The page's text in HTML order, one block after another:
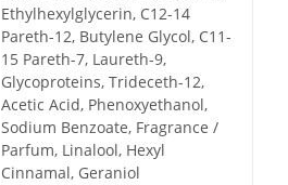
Ethylhexylglycerin, C12-14
Pareth-12, Butylene Glycol, C11-
15 Pareth-7, Laureth-9,
Glycoproteins, Trideceth-12,
Acetic Acid, Phenoxyethanol,
Sodium Benzoate, Fragrance /
Parfum, Linalool, Hexyl
Cinnamal, Geraniol